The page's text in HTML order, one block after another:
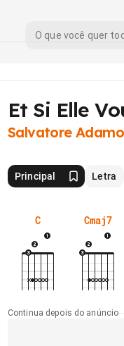
Et Si Elle
Salvatore Adamo
Principal Letra
C Cmaj7
Continua depois do anúncio